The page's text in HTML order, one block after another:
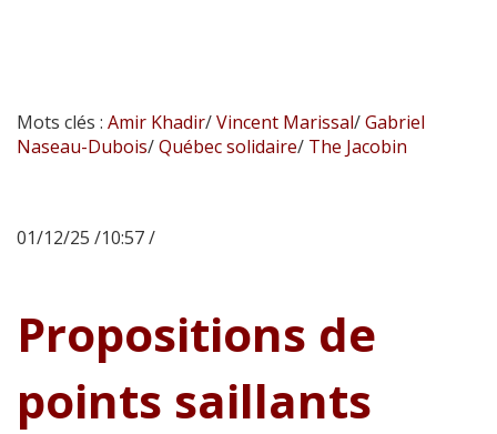
Mots clés : Amir Khadir/Vincent Marissal/Gabriel
Naseau-Dubois/Québec solidaire/ The Jacobin
01/12/25 /10:57 /
Propositions de
points saillants